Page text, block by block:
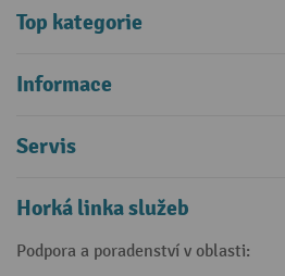
Top kategorie
Informace
Servis
Horká linka služeb
Podpora a poradenství v oblasti: